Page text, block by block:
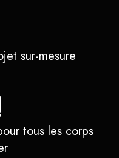
sur-mesure
tous les corps